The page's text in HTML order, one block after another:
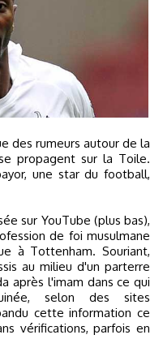
propagent sur la Toile.
une star du football,
sur YouTube (plus bas),
de foi musulmane
à Tottenham. Souriant,
au milieu d'un parterre
après l'imam dans ce qui
selon des sites
cette information ce
vérifications, parfois en